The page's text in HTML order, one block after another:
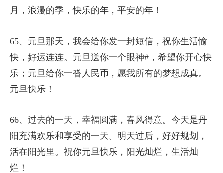
月，浪漫的季，快乐的年，平安的年！
65、元旦那天，我会给你发一封短信，祝你生活愉
快，好运连连。元旦送你一个眼神#，希望你开心快
乐；元旦给你一沓人民币，愿我所有的梦想成真。
元旦快乐！
66、过去的一天，幸福圆满，春风得意。今天是丹
阳充满欢乐和享受的一天。明天过后，好好规划，
活在阳光里。祝你元旦快乐，阳光灿烂，生活灿
烂！